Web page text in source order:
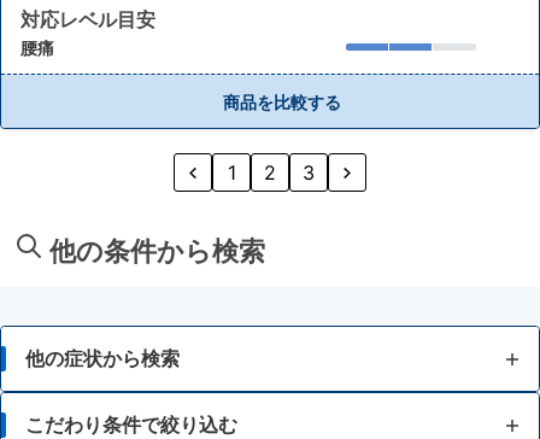
対応レベル目安
腰痛
商品を比較する
1 2 3
他の条件から検索
他の症状から検索
腰痛
こだわり条件で絞り込む